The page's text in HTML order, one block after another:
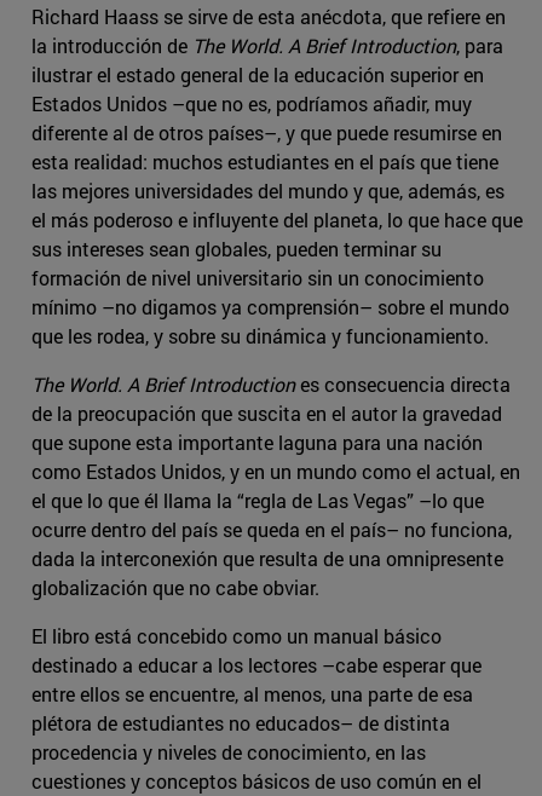
Richard Haass se sirve de esta anécdota, que refiere en
la introducción de The World. A Brief Introduction, para
ilustrar el estado general de la educación superior en
Estados Unidos –que no es, podríamos añadir, muy
diferente al de otros países–, y que puede resumirse en
esta realidad: muchos estudiantes en el país que tiene
las mejores universidades del mundo y que, además, es
el más poderoso e influyente del planeta, lo que hace que
sus intereses sean globales, pueden terminar su
formación de nivel universitario sin un conocimiento
mínimo –no digamos ya comprensión– sobre el mundo
que les rodea, y sobre su dinámica y funcionamiento.
The World. A Brief Introductiones consecuencia directa
de la preocupación que suscita en el autor la gravedad
que supone esta importante laguna para una nación
como Estados Unidos, y en un mundo como el actual, en
el que lo que él llama la “regla de Las Vegas” –lo que
ocurre dentro del país se queda en el país– no funciona,
dada la interconexión que resulta de una omnipresente
globalización que no cabe obviar.
El libro está concebido como un manual básico
destinado a educar a los lectores –cabe esperar que
entre ellos se encuentre, al menos, una parte de esa
plétora de estudiantes no educados– de distinta
procedencia y niveles de conocimiento, en las
cuestiones y conceptos básicos de uso común en el